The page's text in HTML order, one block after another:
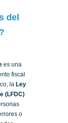
del
es una
fiscal
la Ley
(LFDC)
o